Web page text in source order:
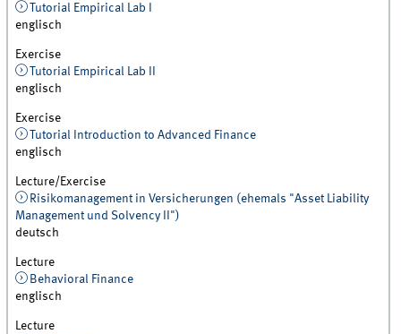
Tutorial Empirical Lab I
englisch
Exercise
Tutorial Empirical Lab II
englisch
Exercise
Tutorial Introduction to Advanced Finance
englisch
Lecture/Exercise
Risikomanagement in Versicherungen (ehemals "Asset Liability
Management und Solvency II")
deutsch
Lecture
Behavioral Finance
englisch
Lecture